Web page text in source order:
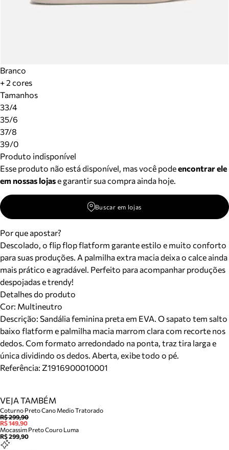
Branco
+ 2 cores
Tamanhos
33/4
35/6
37/8
39/0
Produto indisponível
Esse produto não está disponível, mas você podeencontrar ele
em nossas lojase garantir sua compra ainda hoje.
Buscar em lojas
Por que apostar?
Descolado, o flip flop flatform garante estilo e muito conforto
para suas produções. A palmilha extra macia deixa o calce ainda
mais prático e agradável. Perfeito para acompanhar produções
despojadas e trendy!
Detalhes do produto
Cor: Multineutro
Descrição: Sandália feminina preta em EVA. O sapato tem salto
baixo flatform e palmilha macia marrom clara com recorte nos
dedos. Com formato arredondado na ponta, traz tira larga e
única dividindo os dedos. Aberta, exibe todo o pé.
Referência: Z1916900010001
VEJA TAMBÉM
Coturno Preto Cano Medio Tratorado
R$ 299,90
R$ 149,90
Mocassim Preto Couro Luma
R$ 299,90